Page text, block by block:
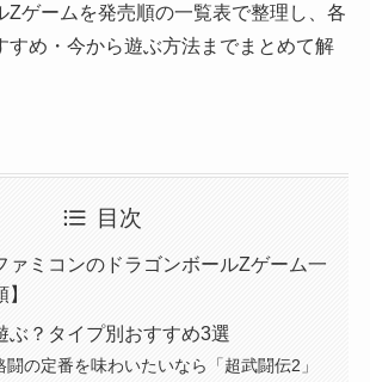
Zゲームを発売順の一覧表で整理し、各
すめ・今から遊ぶ方法までまとめて解
目次
ァミコンのドラゴンボールZゲーム一
ぶ？タイプ別おすすめ3選
闘の定番を味わいたいなら「超武闘伝2」